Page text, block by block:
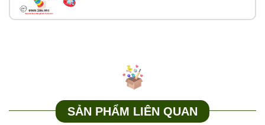
SẢN PHẨM LIÊN QUAN